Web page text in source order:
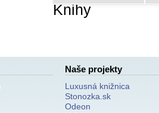
Knihy
Naše projekty
Luxusná knižnica
Stonozka.sk
Odeon